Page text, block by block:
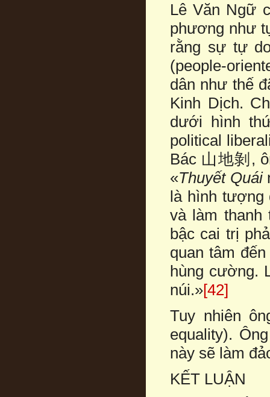
Lê Văn Ngữ
phương như
rằng sự tự
(people-
dân như thế
Kinh Dịch.
dưới hình
political
Bác 山地剝,
«Thuyết Quái
là hình tượng
và làm thanh
bậc cai trị
quan tâm
hùng cường.
núi.»[42]
Tuy nhiên
equality).
này sẽ làm
KẾT LUẬN